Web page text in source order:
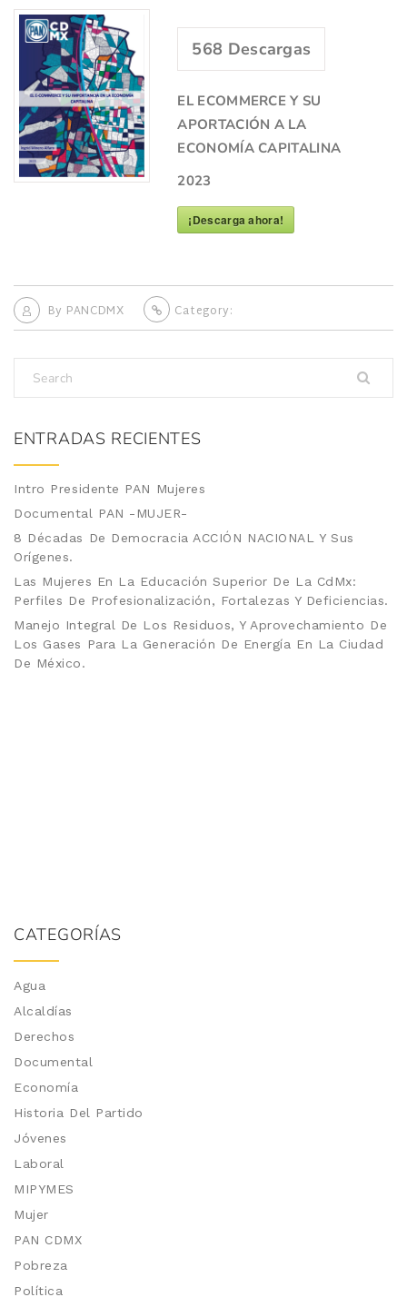
568 Descargas
EL ECOMMERCE Y SU
APORTACIÓN A LA
ECONOMÍA CAPITALINA
2023
¡Descarga ahora!
By PANCDMX Category:
ENTRADAS RECIENTES
Intro Presidente PAN Mujeres
Documental PAN -MUJER-
8 Décadas De Democracia ACCIÓN NACIONAL Y Sus
Orígenes.
Las Mujeres En La Educación Superior De La CdMx:
Perfiles De Profesionalización, Fortalezas Y Deficiencias.
Manejo Integral De Los Residuos, Y Aprovechamiento De
Los Gases Para La Generación De Energía En La Ciudad
De México.
CATEGORÍAS
Agua
Alcaldías
Derechos
Documental
Economía
Historia Del Partido
Jóvenes
Laboral
MIPYMES
Mujer
PAN CDMX
Pobreza
Política